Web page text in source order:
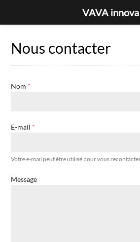
Nous contacter
Nom *
E-mail *
Votre e-mail peut être utilisé pour vous
Message
VAVA innova